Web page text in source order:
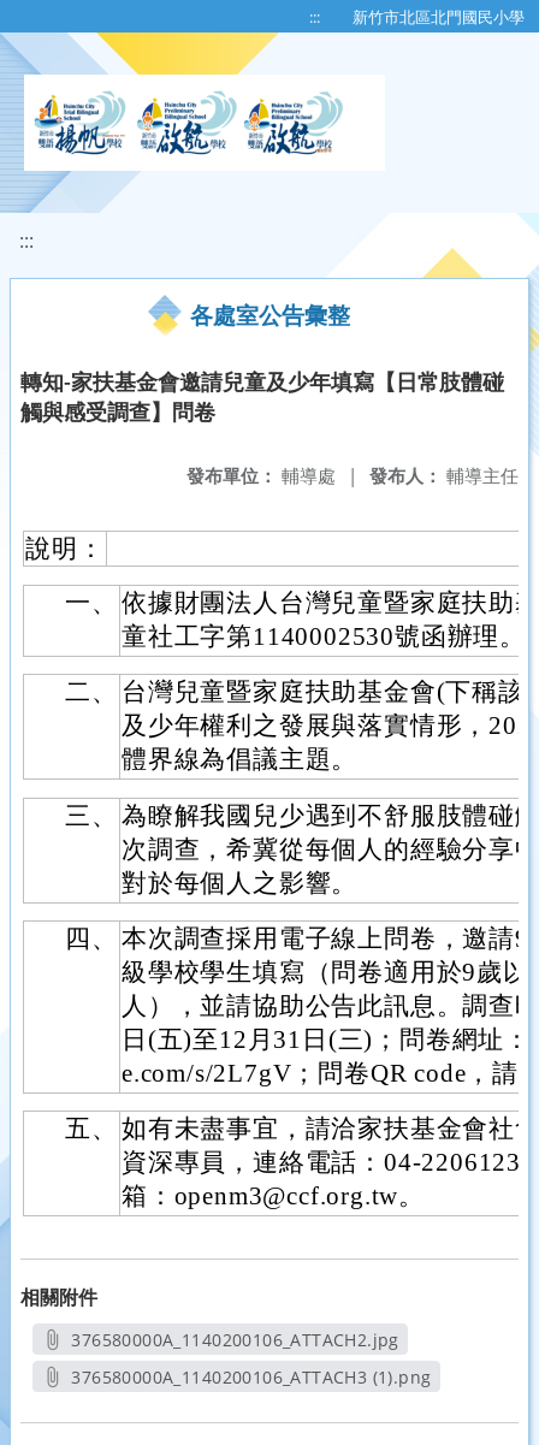
::: 新竹市北區北門國民小學
:::
各處室公告彙整
轉知-家扶基金會邀請兒童及少年填寫【日常肢體碰
觸與感受調查】問卷
發布人： 輔導主任
發布單位： 輔導處 |
說明：
一、
依據財團法人台灣兒童暨家庭扶助
童社工字第1140002530號函辦理。
二、
台灣兒童暨家庭扶助基金會(下稱該
及少年權利之發展與落實情形，
體界線為倡議主題。
三、
為瞭解我國兒少遇到不舒服肢體碰
次調查，希冀從每個人的經驗分享
對於每個人之影響。
四、
本次調查採用電子線上問卷，邀請
級學校學生填寫（問卷適用於9歲
人），並請協助公告此訊息。調查
日(五)至12月31日(三)；問卷網址
e.com/s/2L7gV；問卷QR code，請
五、
如有未盡事宜，請洽家扶基金會社
資深專員，連絡電話：04-
箱：openm3@ccf.org.tw。
相關附件
376580000A_1140200106_ATTACH2.jpg
另開新視窗
376580000A_1140200106_ATTACH3 (1).png